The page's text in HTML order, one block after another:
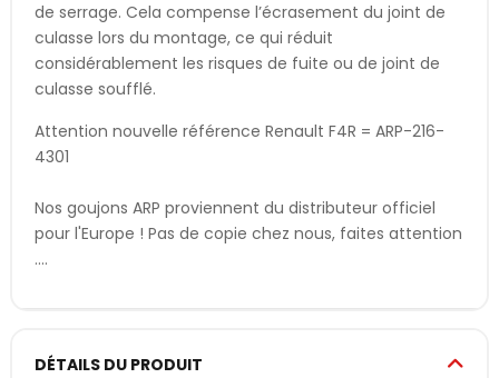
de serrage. Cela compense l’écrasement du joint de
culasse lors du montage, ce qui réduit
considérablement les risques de fuite ou de joint de
culasse soufflé.
Attention nouvelle référence Renault F4R = ARP-216-
4301
Nos goujons ARP proviennent du distributeur officiel
pour l'Europe ! Pas de copie chez nous, faites attention
....
DÉTAILS DU PRODUIT